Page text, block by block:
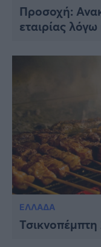
Προσοχή:
εταιρίας
ΕΛΛΑΔΑ